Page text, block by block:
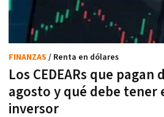
Los CEDEARs que pagan
agosto y qué debe tener
inversor
FINANZAS / Renta en dólares